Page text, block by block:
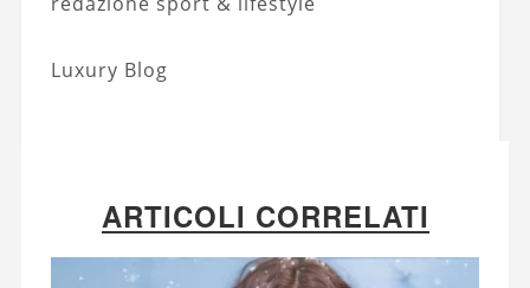
Luxury Blog
ARTICOLI CORRELATI